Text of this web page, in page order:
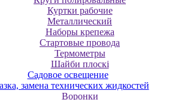
Куртки рабочие
Металлический
Наборы крепежа
Стартовые провода
Термометры
Шайби плоскі
Садовое освещение
замена технических жидкостей
Воронки